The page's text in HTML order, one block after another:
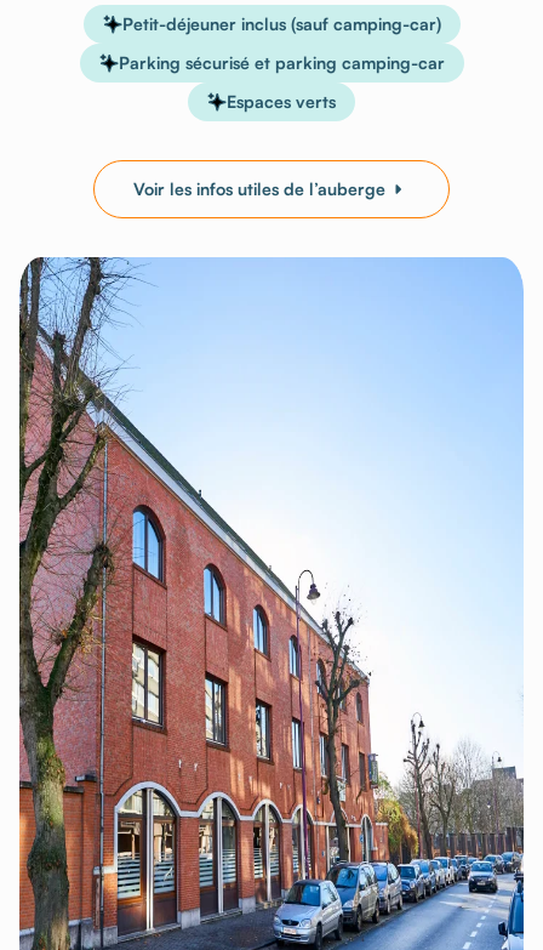
Petit-déjeuner inclus (sauf camping-car)
Parking sécurisé et parking camping-car
Espaces verts
Voir les infos utiles de l’auberge